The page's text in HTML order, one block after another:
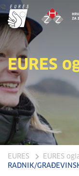
EURES
EURES EURES
RADNIK/